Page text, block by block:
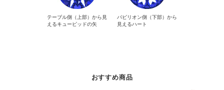
テーブル側（上部）から見
えるキューピッドの矢
パビリオン側（下部）から
見えるハート
おすすめ商品